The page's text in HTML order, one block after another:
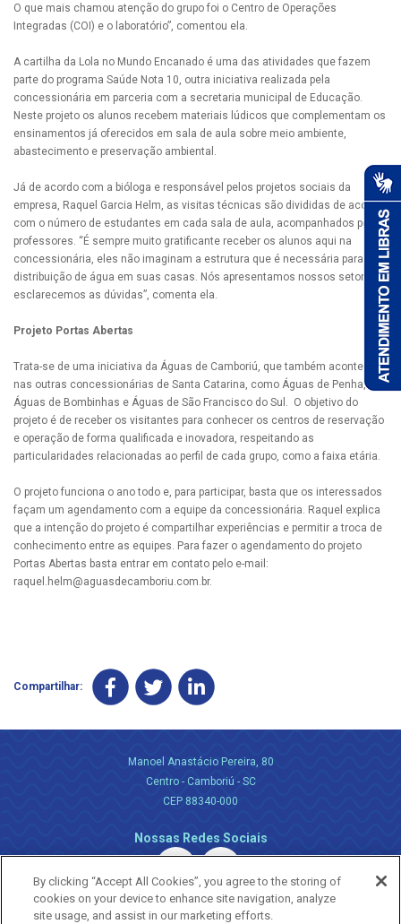
O que mais chamou atenção do grupo foi o Centro de Operações
Integradas (COI) e o laboratório”, comentou ela.
A cartilha da Lola no Mundo Encanado é uma das atividades que fazem
parte do programa Saúde Nota 10, outra iniciativa realizada pela
concessionária em parceria com a secretaria municipal de Educação.
Neste projeto os alunos recebem materiais lúdicos que complementam os
ensinamentos já oferecidos em sala de aula sobre meio ambiente,
abastecimento e preservação ambiental.
Já de acordo com a bióloga e responsável pelos projetos sociais da
empresa, Raquel Garcia Helm, as visitas técnicas são divididas de acordo
com o número de estudantes em cada sala de aula, acompanhados pelos
professores. “É sempre muito gratificante receber os alunos aqui na
concessionária, eles não imaginam a estrutura que é necessária para a
distribuição de água em suas casas. Nós apresentamos nossos setores e
esclarecemos as dúvidas”, comenta ela.
Projeto Portas Abertas
Trata-se de uma iniciativa da Águas de Camboriú, que também acontece
nas outras concessionárias de Santa Catarina, como Águas de Penha,
Águas de Bombinhas e Águas de São Francisco do Sul. O objetivo do
projeto é de receber os visitantes para conhecer os centros de reservação
e operação de forma qualificada e inovadora, respeitando as
particularidades relacionadas ao perfil de cada grupo, como a faixa etária.
O projeto funciona o ano todo e, para participar, basta que os interessados
façam um agendamento com a equipe da concessionária. Raquel explica
que a intenção do projeto é compartilhar experiências e permitir a troca de
conhecimento entre as equipes. Para fazer o agendamento do projeto
Portas Abertas basta entrar em contato pelo e-mail:
raquel.helm@aguasdecamboriu.com.br.
Compartilhar:
Manoel Anastácio Pereira, 80
Centro - Camboriú - SC
CEP 88340-000
Nossas Redes Sociais
By clicking “Accept All Cookies”, you agree to the storing of
cookies on your device to enhance site navigation, analyze
site usage, and assist in our marketing efforts.